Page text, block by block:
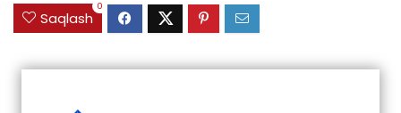
Saqlash
0